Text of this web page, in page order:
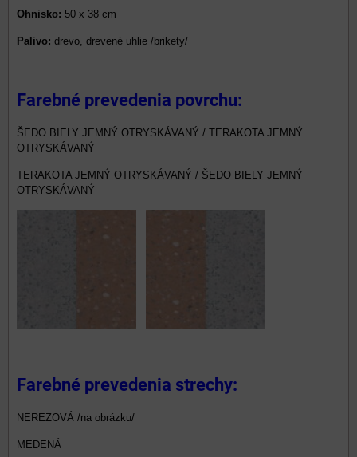
Ohnisko: 50 x 38 cm
Palivo: drevo, drevené uhlie /brikety/
Farebné prevedenia povrchu:
ŠEDO BIELY JEMNÝ OTRYSKÁVANÝ / TERAKOTA JEMNÝ
OTRYSKÁVANÝ
TERAKOTA JEMNÝ OTRYSKÁVANÝ / ŠEDO BIELY JEMNÝ
OTRYSKÁVANÝ
Farebné prevedenia strechy:
NEREZOVÁ /na obrázku/
MEDENÁ